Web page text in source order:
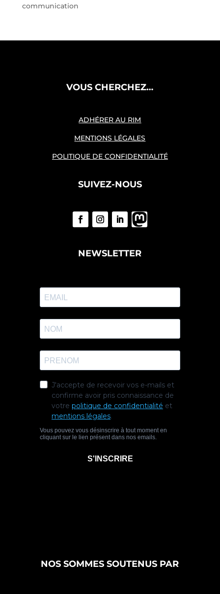
communication
VOUS CHERCHEZ…
ADHÉRER AU RIM
MENTIONS LÉGALES
POLITIQUE DE CONFIDENTIALITÉ
SUIVEZ-NOUS
NEWSLETTER
NOS SOMMES SOUTENUS PAR